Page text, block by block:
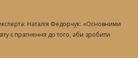
Наталія Федорчук: «Основними
є прагнення до того, аби зробити